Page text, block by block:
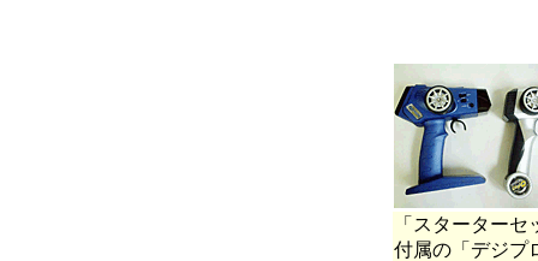
「スターターセ
付属の「デジプ